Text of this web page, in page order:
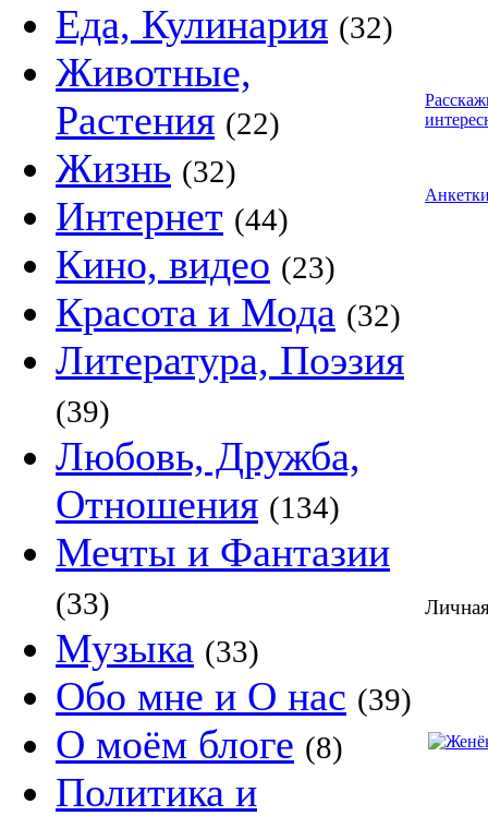
Еда, Кулинария (32)
Животные,
Растения (22)
Жизнь (32)
Интернет (44)
Кино, видео (23)
Красота и Мода (32)
Литература, Поэзия
(39)
Любовь, Дружба,
Отношения (134)
Мечты и Фантазии
(33)
Музыка (33)
Обо мне и О нас (39)
О моём блоге (8)
Политика и